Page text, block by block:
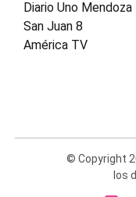
Diario Uno Mendoza
San Juan 8
América TV
© Copyright
los